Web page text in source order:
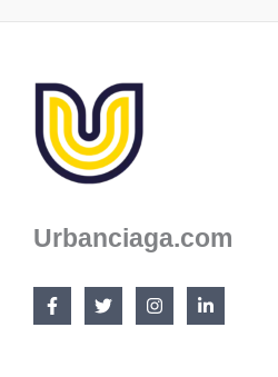
Lengkap
Pemula
Urbanciaga.com